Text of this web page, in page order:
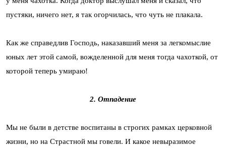
пустяки, ничего нет, я так огорчилась, что чуть не плакала.
Как же справедлив Господь, наказавший меня за легкомыслие
юных лет этой самой, вожделенной для меня тогда чахоткой, от
которой теперь умираю!
2. Отпадение
Мы не были в детстве воспитаны в строгих рамках церковной
жизни, но на Страстной мы говели. И какое невыразимое